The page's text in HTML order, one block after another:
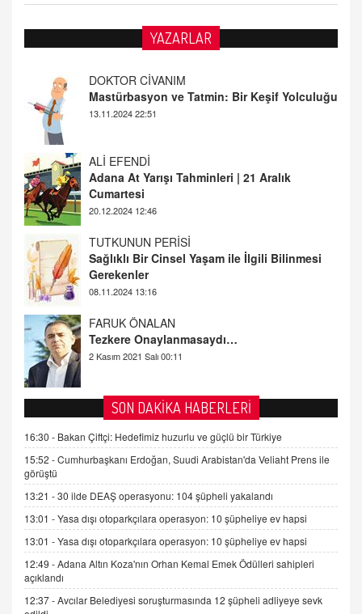
YAZARLAR
DOKTOR CİVANIM
Mastürbasyon ve Tatmin: Bir Keşif Yolculuğu
13.11.2024 22:51
ALİ EFENDİ
Adana At Yarışı Tahminleri | 21 Aralık
Cumartesi
20.12.2024 12:46
TUTKUNUN PERİSİ
Sağlıklı Bir Cinsel Yaşam ile İlgili Bilinmesi
Gerekenler
08.11.2024 13:16
FARUK ÖNALAN
Tezkere Onaylanmasaydı…
2 Kasım 2021 Salı 00:11
AV. DOĞAN CAN DOĞAN
Kişisel verilerin korunması ve dijital hukukun
gelişimi
15.09.2025 16:17
SEHER EREK
Kış Ayları Geldi, Hangi Önlemler Alınmalı?
9.12.2025 10:11
İNCİ GÜL AKÖL
06.07.2026 13:00
SON DAKİKA HABERLERİ
16:30 - Bakan Çiftçi: Hedefimiz huzurlu ve güçlü bir Türkiye
15:52 -Cumhurbaşkanı Erdoğan, Suudi Arabistan'da Veliaht Prens ile
görüştü
13:21 -30 ilde DEAŞ operasyonu: 104 şüpheli yakalandı
13:01 -Yasa dışı otoparkçılara operasyon: 10 şüpheliye ev hapsi
13:01 -Yasa dışı otoparkçılara operasyon: 10 şüpheliye ev hapsi
12:49 -Adana Altın Koza'nın Orhan Kemal Emek Ödülleri sahipleri
açıklandı
12:37 -Avcılar Belediyesi soruşturmasında 12 şüpheli adliyeye sevk